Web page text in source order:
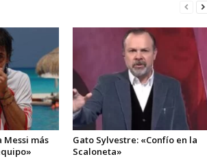
Messi más
Gato Sylvestre: «Confío en la
Scaloneta»